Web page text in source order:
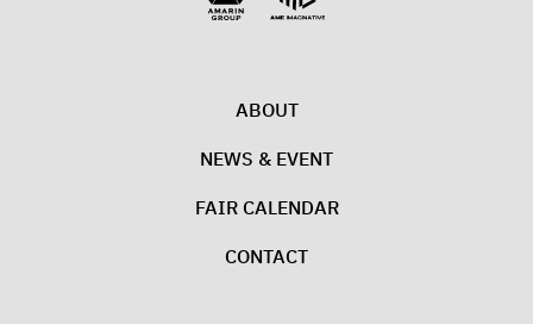
ABOUT
NEWS & EVENT
FAIR CALENDAR
CONTACT